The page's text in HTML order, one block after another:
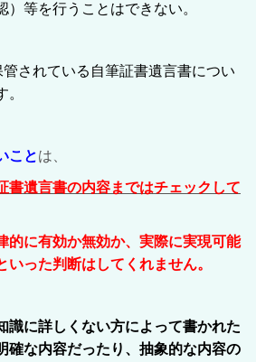
）等を行うことはできない。
されている自筆証書遺言書につい
。
ことは、
書遺言書の内容まではチェックして
的に有効か無効か、実際に実現可能
った判断はしてくれません。
識に詳しくない方によって書かれた
確な内容だったり、抽象的な内容の